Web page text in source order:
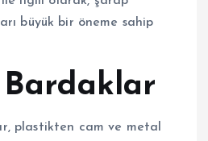
büyük bir öneme sahip
plastikten cam ve metal